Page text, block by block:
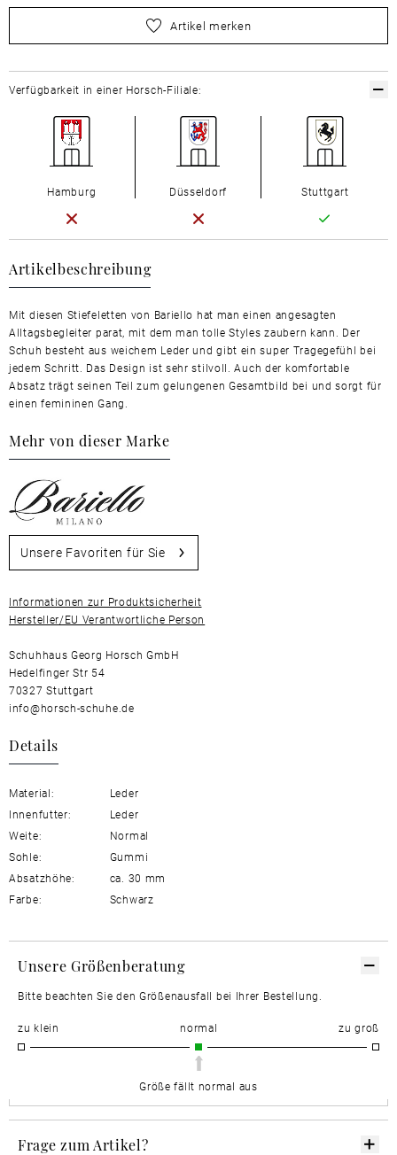
wählen Sie zuerst Ihre Größe aus
Artikel merken
Artikelbeschreibung
Mit diesen Stiefeletten von Bariello hat man einen angesagten
Alltagsbegleiter parat, mit dem man tolle Styles zaubern kann. Der
Schuh besteht aus weichem Leder und gibt ein super Tragegefühl bei
jedem Schritt. Das Design ist sehr stilvoll. Auch der komfortable
Absatz trägt seinen Teil zum gelungenen Gesamtbild bei und sorgt für
einen femininen Gang.
Mehr von dieser Marke
Unsere Favoriten für Sie
Informationen zur Produktsicherheit
Hersteller/EU Verantwortliche Person
Schuhhaus Georg Horsch GmbH
Hedelfinger Str 54
70327 Stuttgart
info@horsch-schuhe.de
Details
Material:
Leder
Innenfutter:
Leder
Weite:
Normal
Sohle:
Gummi
Absatzhöhe:
ca. 30 mm
Farbe:
Schwarz
Verfügbarkeit in einer Horsch-Filiale:
Hamburg Düsseldorf Stuttgart
Unsere Größenberatung
Bitte beachten Sie den Größenausfall bei Ihrer Bestellung.
zu klein normal zu groß
Größe fällt normal aus
Frage zum Artikel?